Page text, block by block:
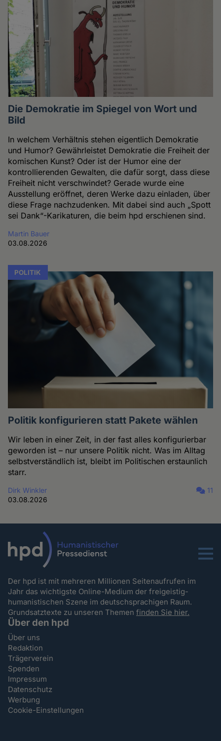
Die Demokratie im Spiegel von Wort und
Bild
In welchem Verhältnis stehen eigentlich Demokratie
und Humor? Gewährleistet Demokratie die Freiheit der
komischen Kunst? Oder ist der Humor eine der
kontrollierenden Gewalten, die dafür sorgt, dass diese
Freiheit nicht verschwindet? Gerade wurde eine
Ausstellung eröffnet, deren Werke dazu einladen, über
diese Frage nachzudenken. Mit dabei sind auch „Spott
sei Dank“-Karikaturen, die beim hpd erschienen sind.
Martin Bauer
03.08.2026
POLITIK
Politik konfigurieren statt Pakete wählen
Wir leben in einer Zeit, in der fast alles konfigurierbar
geworden ist – nur unsere Politik nicht. Was im Alltag
selbstverständlich ist, bleibt im Politischen erstaunlich
starr.
Dirk Winkler
03.08.2026
11
Menu
Der hpd ist mit mehreren Millionen Seitenaufrufen im
Jahr das wichtigste Online-Medium der freigeistig-
humanistischen Szene im deutschsprachigen Raum.
Grundsatztexte zu unseren Themenfinden Sie hier.
Über den hpd
Über uns
Redaktion
Trägerverein
Spenden
Impressum
Datenschutz
Werbung
Cookie-Einstellungen